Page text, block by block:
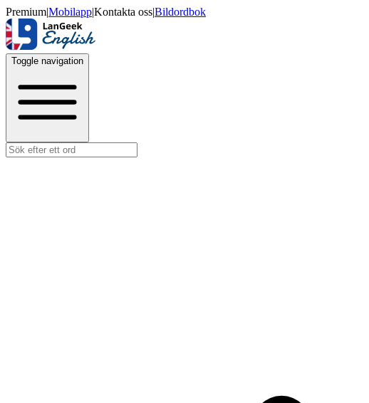
Premium|Mobilapp|Kontakta oss|Bildordbok
Toggle navigation